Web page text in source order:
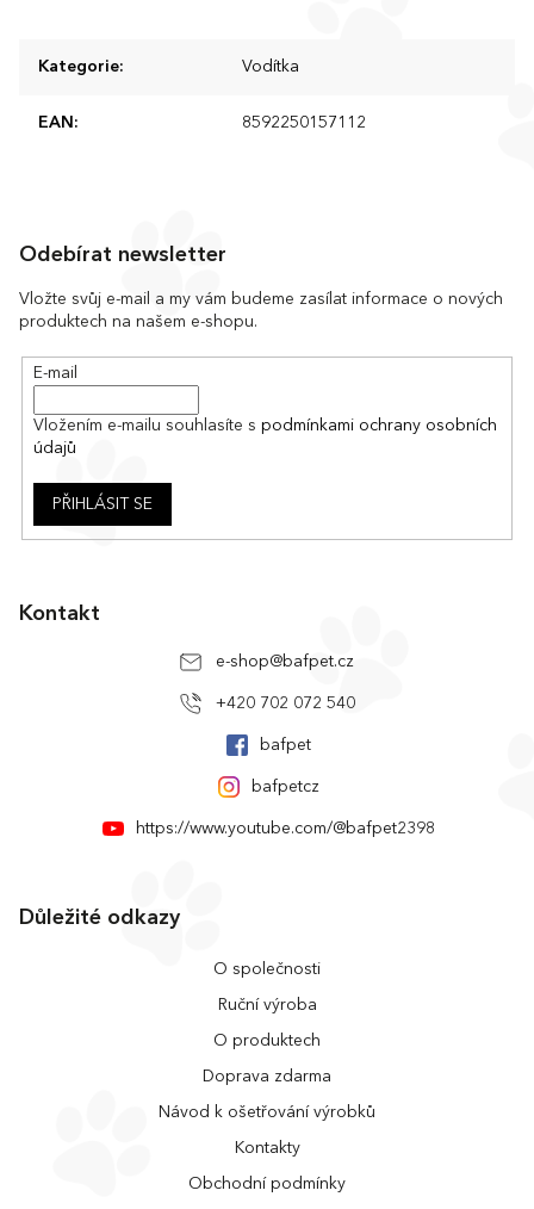
Kategorie: Vodítka
EAN : 8592250157112
Odebírat newsletter
Vložte svůj e-mail a my vám budeme zasílat informace o nových
produktech na našem e-shopu.
E-mail
Vložením e-mailu souhlasíte s podmínkami ochrany osobních
údajů
PŘIHLÁSIT SE
Kontakt
e-shop@bafpet.cz
+420 702 072 540
bafpet
bafpetcz
https://www.youtube.com/@bafpet2398
Důležité odkazy
O společnosti
Ruční výroba
O produktech
Doprava zdarma
Návod k ošetřování výrobků
Kontakty
Obchodní podmínky